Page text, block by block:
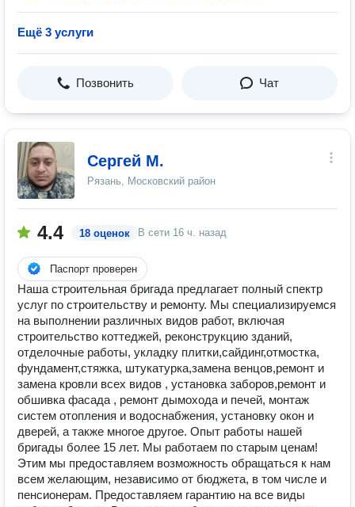
Ещё 3 услуги
Позвонить Чат
Сергей М.
Рязань, Московский район
4.4 18 оценок В сети 16 ч. назад
Паспорт проверен
Наша строительная бригада предлагает полный спектр
услуг по строительству и ремонту. Мы специализируемся
на выполнении различных видов работ, включая
строительство коттеджей, реконструкцию зданий,
отделочные работы, укладку плитки,сайдинг,отмостка,
фундамент,стяжка, штукатурка,замена венцов,ремонт и
замена кровли всех видов , установка заборов,ремонт и
обшивка фасада , ремонт дымохода и печей, монтаж
систем отопления и водоснабжения, установку окон и
дверей, а также многое другое. Опыт работы нашей
бригады более 15 лет. Мы работаем по старым ценам!
Этим мы предоставляем возможность обращаться к нам
всем желающим, независимо от бюджета, в том числе и
пенсионерам. Предоставляем гарантию на все виды